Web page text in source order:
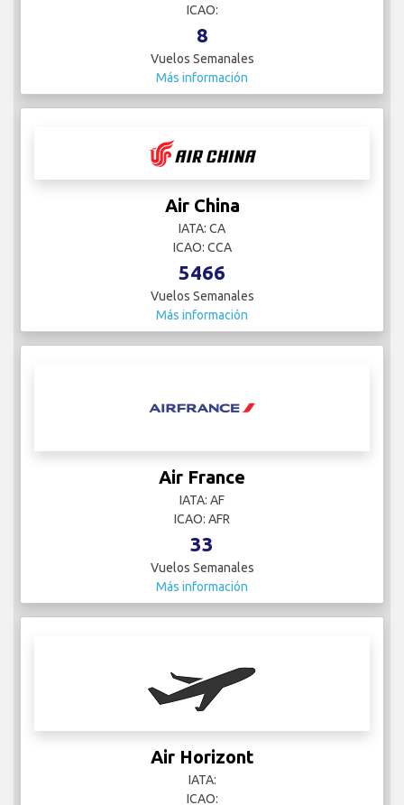
ICAO:
8
Vuelos Semanales
Más información
Air China
IATA: CA
ICAO: CCA
5466
Vuelos Semanales
Más información
Air France
IATA: AF
ICAO: AFR
33
Vuelos Semanales
Más información
Air Horizont
IATA:
ICAO: